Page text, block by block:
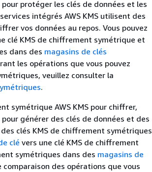
protéger les clés de données et les
intégrés AWS KMS utilisent des
vos données au repos. Vous pouvez
clé KMS de chiffrement symétrique et
dans des magasins de clés
les opérations que vous pouvez
veuillez consulter la
.
symétrique AWS KMS pour chiffrer,
générer des clés de données et des
clés KMS de chiffrement symétriques
clé vers une clé KMS de chiffrement
symétriques dans des magasins de
des opérations que vous